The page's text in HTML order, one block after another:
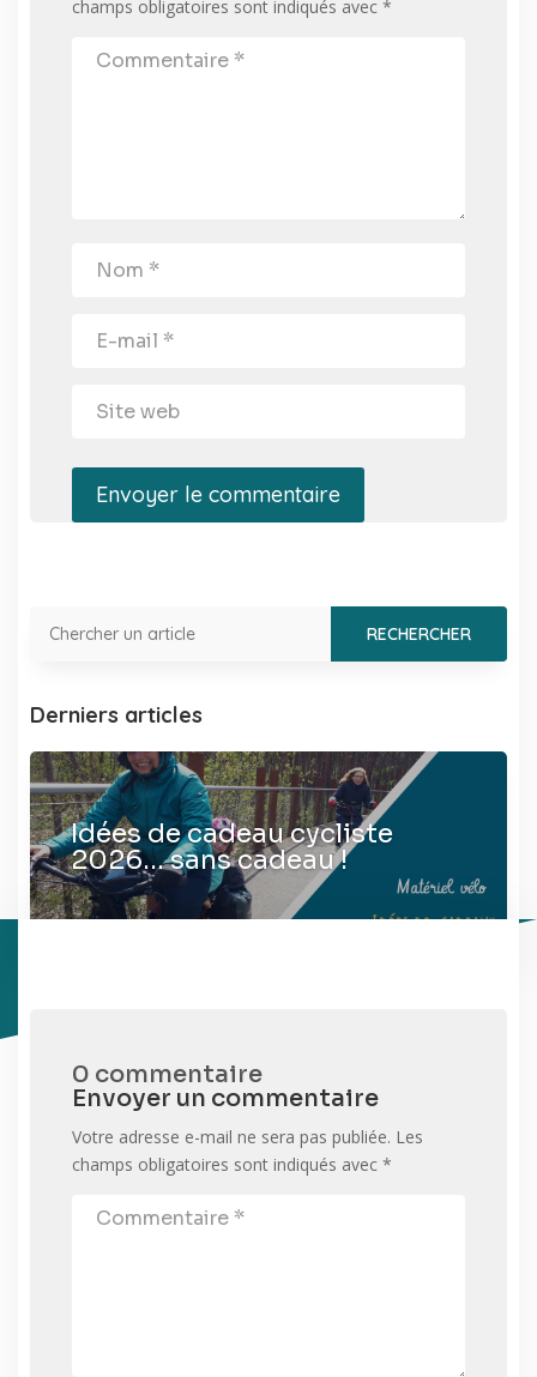
champs obligatoires sont indiqués avec *
Envoyer le commentaire
Derniers articles
Idées de cadeau cycliste
2026… sans cadeau !
0 commentaire
Envoyer un commentaire
Votre adresse e-mail ne sera pas publiée. Les
champs obligatoires sont indiqués avec *